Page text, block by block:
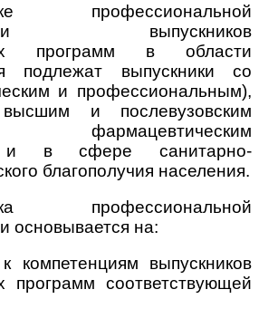
выпускников
программ в области
подлежат выпускники со
и профессиональным),
и послевузовским
фармацевтическим
и в сфере санитарно-
благополучия населения.
основывается на:
компетенциям выпускников
программ соответствующей